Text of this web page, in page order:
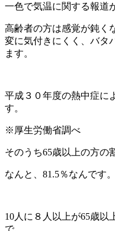
一色で気温に関する報道
高齢者の方は感覚が鈍く
変に気付きにくく、バタ
ます。
平成３０年度の熱中症に
す。
※厚生労働省調べ
そのうち65歳以上の方の
なんと、81.5％なんです。
10人に８人以上が65歳以